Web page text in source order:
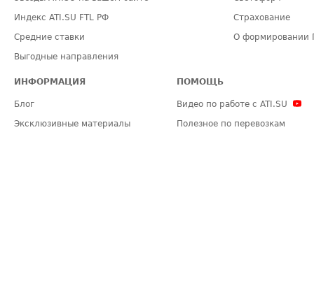
Индекс ATI.SU FTL РФ
Средние ставки
Выгодные направления
Страхование
О формировании
ИНФОРМАЦИЯ
Блог
Эксклюзивные материалы
ПОМОЩЬ
Видео по работе с ATI.SU
Полезное по перевозкам